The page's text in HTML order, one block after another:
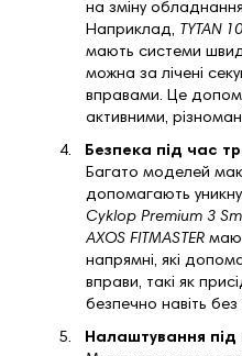
на зміну
Наприклад, TYTAN
мають системи
можна за лічені
вправами. Це
активними,
4.
Безпека під час
Багато моделей
допомагають
Cyklop Premium 3
AXOS FITMASTER
напрямні, які
вправи, такі як
безпечно навіть
5.
Налаштування під